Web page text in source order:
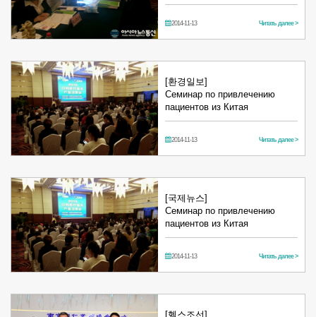
2014-11-13 Читать далее >
[환경일보]
Семинар по привлечению
пациентов из Китая
2014-11-13 Читать далее >
[국제뉴스]
Семинар по привлечению
пациентов из Китая
2014-11-13 Читать далее >
[헬스조선]